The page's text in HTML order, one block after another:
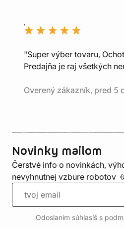
"Super výber tovaru,
Predajňa je raj všetkých
Overený zákazník, pred 5
Novinky mailom
Čerstvé info o novinkách,
nevyhnutnej vzbure robotov
Odoslaním súhlasíš s